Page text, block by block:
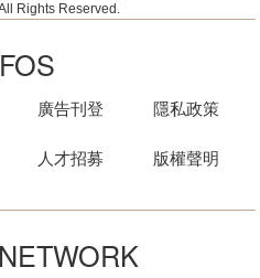
Rights Reserved.
廣告刊登
人才招募
隱私政策
版權聲明